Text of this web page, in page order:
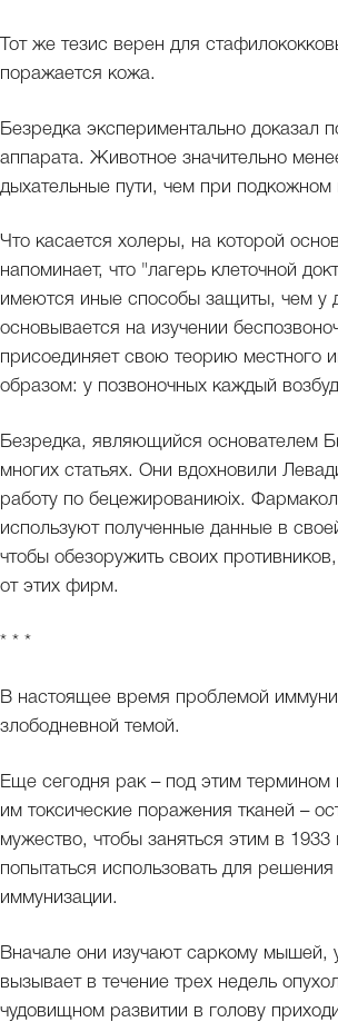
Тот же тезис верен для
поражается кожа.
Безредка экспериментально доказал
аппарата. Животное значительно
дыхательные пути, чем при подкожном
Что касается холеры, на которой
напоминает, что "лагерь клеточной
имеются иные способы защиты, чем у
основывается на изучении
присоединяет свою теорию местного
образом: у позвоночных каждый
Безредка, являющийся основателем
многих статьях. Они вдохновили
работу по бецежированиюix.
используют полученные данные в
чтобы обезоружить своих
от этих фирм.
* * *
В настоящее время проблемой
злободневной темой.
Еще сегодня рак – под этим термином
им токсические поражения тканей –
мужество, чтобы заняться этим в
попытаться использовать для
иммунизации.
Вначале они изучают саркому мышей,
вызывает в течение трех недель
чудовищном развитии в голову